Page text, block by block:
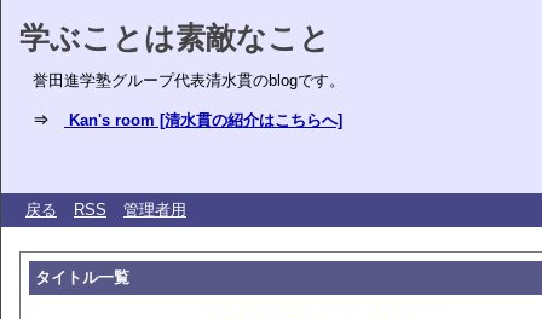
学ぶことは素敵なこと
誉田進学塾グループ代表清水貫のblogです。
⇒ Kan's room [清水貫の紹介はこちらへ]
戻る RSS 管理者用
タイトル一覧